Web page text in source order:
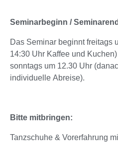
Seminarbeginn /
Das Seminar beginnt freitags
14:30 Uhr Kaffee und
sonntags um 12.30 Uhr
individuelle Abreise).
Bitte mitbringen:
Tanzschuhe & Vorerfahrung